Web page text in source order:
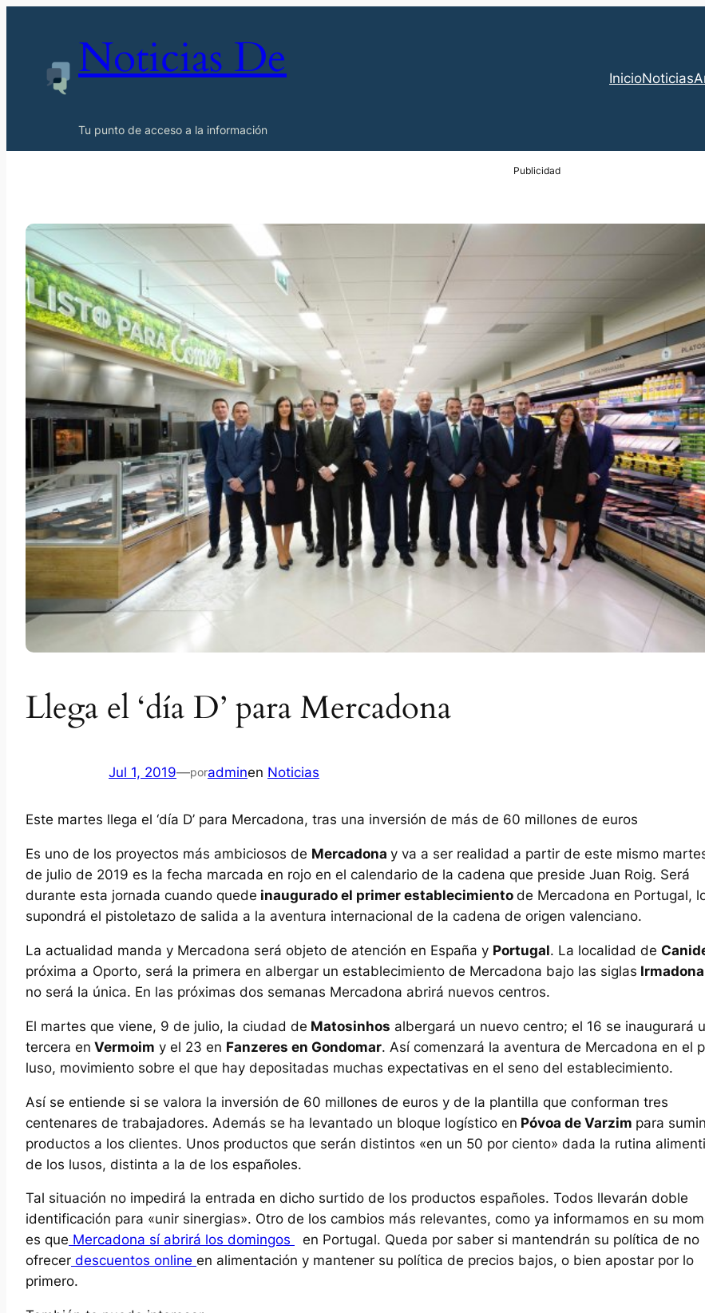
Noticias De
Tu punto de acceso a la información
InicioNoticias
Llega el ‘día D’ para Mercadona
Jul 1, 2019—poradminen Noticias
Este martes llega el ‘día D’ para Mercadona, tras una inversión de más de 60 millones de euros
Es uno de los proyectos más ambiciosos de Mercadona y va a ser realidad a partir de este mismo
de julio de 2019 es la fecha marcada en rojo en el calendario de la cadena que preside Juan Roig. Será
durante esta jornada cuando quede inaugurado el primer establecimiento de Mercadona en Portugal,
supondrá el pistoletazo de salida a la aventura internacional de la cadena de origen valenciano.
La actualidad manda y Mercadona será objeto de atención en España y Portugal. La localidad de
próxima a Oporto, será la primera en albergar un establecimiento de Mercadona bajo las siglas
no será la única. En las próximas dos semanas Mercadona abrirá nuevos centros.
El martes que viene, 9 de julio, la ciudad de Matosinhos albergará un nuevo centro; el 16 se inaugurará
tercera en Vermoim y el 23 en Fanzeres en Gondomar. Así comenzará la aventura de Mercadona en el
luso, movimiento sobre el que hay depositadas muchas expectativas en el seno del establecimiento.
Así se entiende si se valora la inversión de 60 millones de euros y de la plantilla que conforman tres
centenares de trabajadores. Además se ha levantado un bloque logístico en Póvoa de Varzim para
productos a los clientes. Unos productos que serán distintos «en un 50 por ciento» dada la rutina
de los lusos, distinta a la de los españoles.
Tal situación no impedirá la entrada en dicho surtido de los productos españoles. Todos llevarán doble
identificación para «unir sinergias». Otro de los cambios más relevantes, como ya informamos en su
es que Mercadona sí abrirá los domingos
en Portugal. Queda por saber si mantendrán su política de no
ofrecer descuentos online en alimentación y mantener su política de precios bajos, o bien apostar por lo
primero.